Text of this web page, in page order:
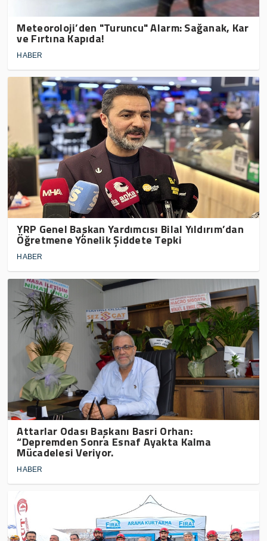
Meteoroloji’den "Turuncu" Alarm: Sağanak, Kar
ve Fırtına Kapıda!
HABER
YRP Genel Başkan Yardımcısı Bilal Yıldırım’dan
Öğretmene Yönelik Şiddete Tepki
HABER
Attarlar Odası Başkanı Basri Orhan:
“Depremden Sonra Esnaf Ayakta Kalma
Mücadelesi Veriyor.
HABER